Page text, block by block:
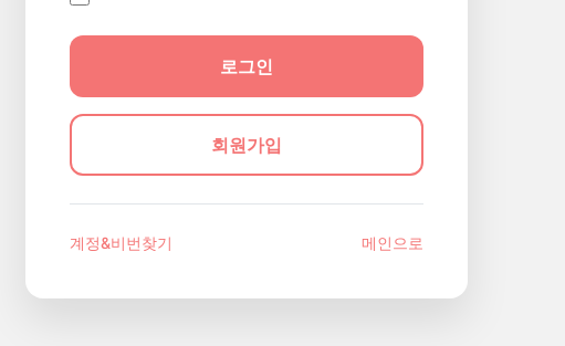
회원가입
계정&비번찾기 메인으로